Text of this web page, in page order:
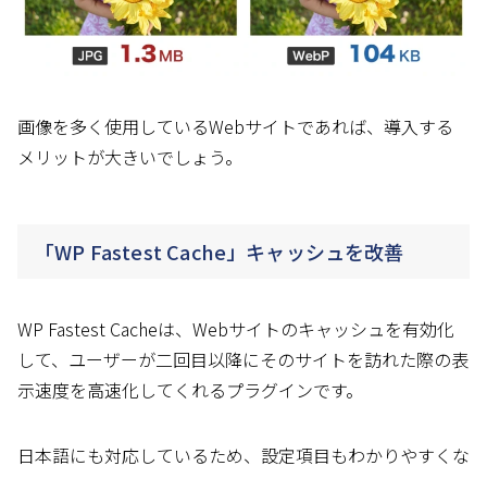
画像を多く使用しているWebサイトであれば、導入する
メリットが大きいでしょう。
「WP Fastest Cache」キャッシュを改善
WP Fastest Cacheは、Webサイトのキャッシュを有効化
して、ユーザーが二回目以降にそのサイトを訪れた際の表
示速度を高速化してくれるプラグインです。
日本語にも対応しているため、設定項目もわかりやすくな